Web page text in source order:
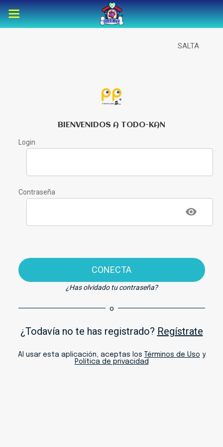
SALTA
BIENVENIDOS A TODO-KAN
Login
Contraseña
CONECTA
¿Has olvidado tu contraseña?
o
¿Todavía no te has registrado? Regístrate
Al usar esta aplicación, aceptas los Términos de Uso y
Política de privacidad